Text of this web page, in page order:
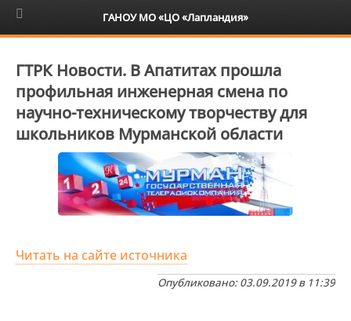
6+
ГТРК Новости. В Апатитах прошла
профильная инженерная смена по
научно-техническому творчеству для
школьников Мурманской области
Читать на сайте источника
Опубликовано: 03.09.2019 в 11:39
ГАНОУ МО «ЦО «Лапландия»